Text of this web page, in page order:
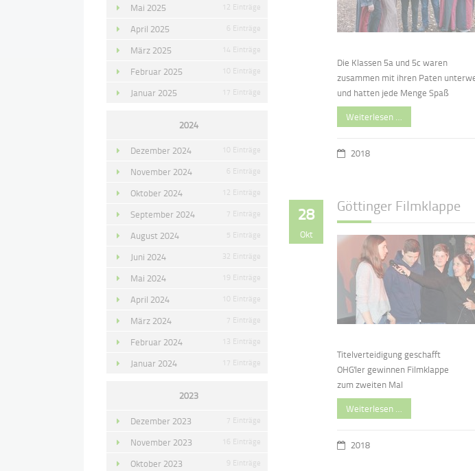
Die Klassen 5a und 5c waren
zusammen mit ihren Paten
und hatten jede Menge Spaß
Weiterlesen …
2018
28
Okt
Göttinger Filmklappe
Titelverteidigung geschafft
OHG'ler gewinnen Filmklappe
zum zweiten Mal
Weiterlesen …
2018
Mai 2025 12 Einträge
April 2025 6 Einträge
März 2025 14 Einträge
Februar 2025 10 Einträge
Januar 2025 17 Einträge
2024
Dezember 2024 10 Einträge
November 2024 6 Einträge
Oktober 2024 12 Einträge
September 2024 7 Einträge
August 2024 5 Einträge
Juni 2024 32 Einträge
Mai 2024 19 Einträge
April 2024 10 Einträge
März 2024 7 Einträge
Februar 2024 13 Einträge
Januar 2024 17 Einträge
2023
Dezember 2023 7 Einträge
November 2023 16 Einträge
Oktober 2023 9 Einträge